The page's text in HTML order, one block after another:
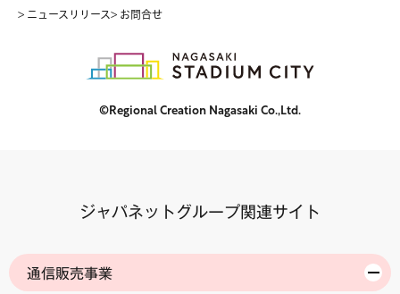
> ニュースリリース> お問合せ
©Regional Creation Nagasaki Co.,Ltd.
ジャパネットグループ関連サイト
通信販売事業